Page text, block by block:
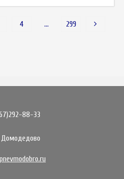
4 … 299
88-33